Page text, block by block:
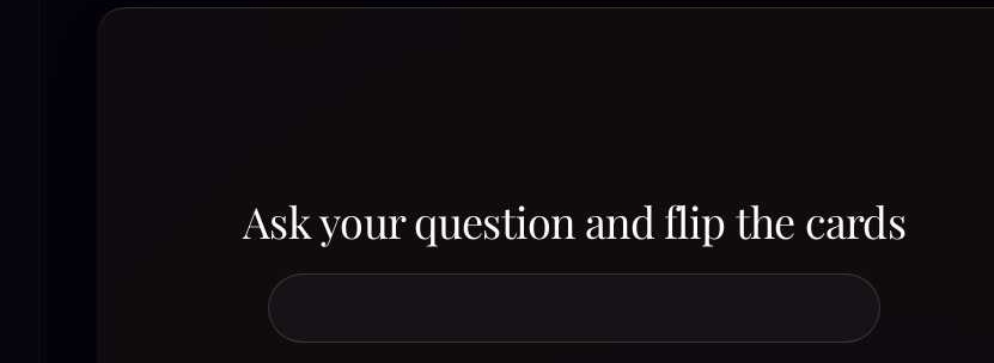
Ask your question and flip the cards